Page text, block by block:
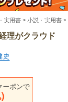
実用書 小説・実用書
理がクラウド
史
ーポンで